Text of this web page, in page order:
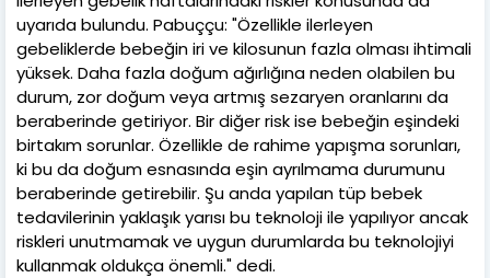
uyarıda bulundu. Pabuççu: "Özellikle ilerleyen
gebeliklerde bebeğin iri ve kilosunun fazla olması ihtimali
yüksek. Daha fazla doğum ağırlığına neden olabilen bu
durum, zor doğum veya artmış sezaryen oranlarını da
beraberinde getiriyor. Bir diğer risk ise bebeğin eşindeki
birtakım sorunlar. Özellikle de rahime yapışma sorunları,
ki bu da doğum esnasında eşin ayrılmama durumunu
beraberinde getirebilir. Şu anda yapılan tüp bebek
tedavilerinin yaklaşık yarısı bu teknoloji ile yapılıyor ancak
riskleri unutmamak ve uygun durumlarda bu teknolojiyi
kullanmak oldukça önemli." dedi.